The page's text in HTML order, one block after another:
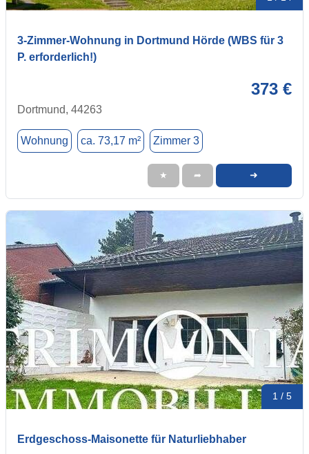
3-Zimmer-Wohnung in Dortmund Hörde (WBS für 3
P. erforderlich!)
373 €
Dortmund, 44263
Wohnung ca. 73,17 m² Zimmer 3
★ ➦ ➜
1 / 5
Erdgeschoss-Maisonette für Naturliebhaber